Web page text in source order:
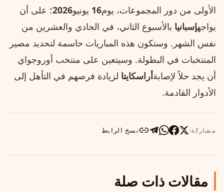
الأولى من دور المجموعات، يوم16 يونيو2026؛ على أن
يواجهإسبانيا بالأسبوع الثاني، في الحادي والعشرين من
نفس الشهر. وستكون هذه المباريات حاسمة لتحديد مصير
المنتخبات في البطولة. وسيتعين على منتخب أوروجواي
أن يجد حلاً لإصابةأراسكايتا لزيادة فرصهم في التأهل إلى
الأدوار القادمة.
مشاركة: نسخ الرابط
مقالات ذات صلة